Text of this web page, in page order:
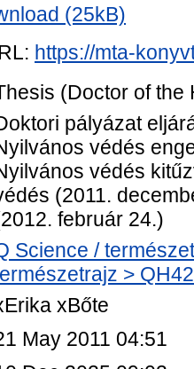
(25kB)
https://mta-
(Doctor of the
pályázat
védés
védés
(2011.
február 24.)
Science /
>
xBőte
May 2011 04:51